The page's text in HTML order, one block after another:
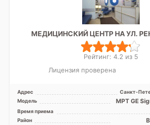
МЕДИЦИНСКИЙ ЦЕНТР НА УЛ.
Рейтинг: 4.2 из 5
Лицензия проверена
Адрес
Санкт-
Модель
МРТ GE
Время приема
Район